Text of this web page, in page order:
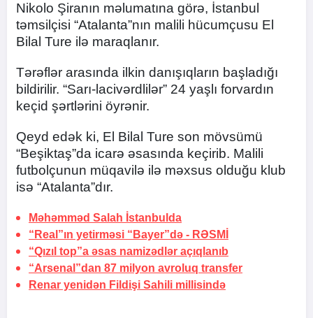
Nikolo Şiranın məlumatına görə, İstanbul
təmsilçisi “Atalanta”nın malili hücumçusu El
Bilal Ture ilə maraqlanır.
Tərəflər arasında ilkin danışıqların başladığı
bildirilir. “Sarı-lacivərdlilər” 24 yaşlı forvardın
keçid şərtlərini öyrənir.
Qeyd edək ki, El Bilal Ture son mövsümü
“Beşiktaş”da icarə əsasında keçirib. Malili
futbolçunun müqavilə ilə məxsus olduğu klub
isə “Atalanta”dır.
Məhəmməd Salah İstanbulda
“Real”ın yetirməsi “Bayer”də - RƏSMİ
“Qızıl top”a əsas namizədlər açıqlanıb
“Arsenal”dan 87 milyon avroluq transfer
Renar yenidən Fildişi Sahili millisində